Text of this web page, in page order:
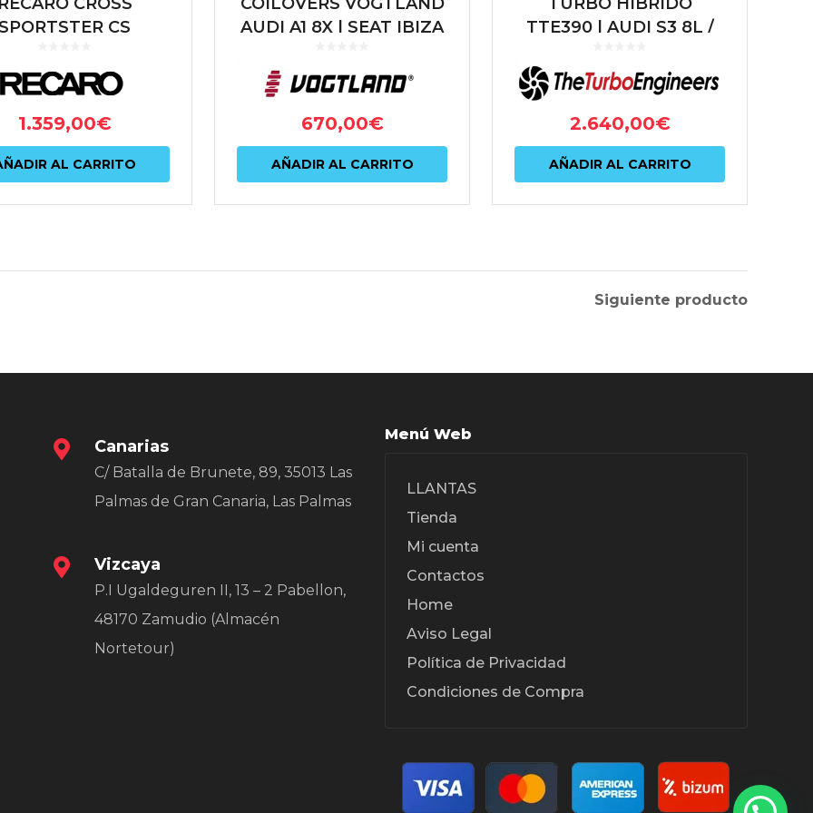
CS
NARDO NEGRO
(PILOTO)
1.359,00€
AL CARRITO
AUDI A1 8X | SEAT IBIZA
| VW POLO 6R,6C
670,00€
AÑADIR AL CARRITO
TTE390 | AUDI S3 8L /
IBIZA 6L | 1.8T 20V | 390
CV | TTE390-18T
2.640,00€
AÑADIR AL CARRITO
Siguiente producto
Canarias
C/ Batalla de Brunete, 89, 35013 Las
Palmas de Gran Canaria, Las Palmas
Vizcaya
P.I Ugaldeguren II, 13 – 2 Pabellon,
48170 Zamudio (Almacén
Nortetour)
Menú Web
LLANTAS
Tienda
Mi cuenta
Contactos
Home
Aviso Legal
Política de Privacidad
Condiciones de Compra